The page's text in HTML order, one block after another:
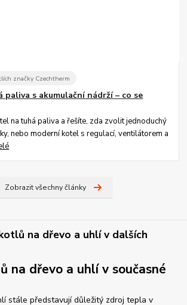
značky Czechtherm
paliva s akumulační nádrží – co se
na tuhá paliva a řešíte, zda zvolit jednoduchý
nebo moderní kotel s regulací, ventilátorem a
Zobrazit všechny články
na dřevo a uhlí v dalších
na dřevo a uhlí v současné
stále představují důležitý zdroj tepla v